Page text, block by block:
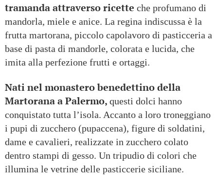
tramanda attraverso ricette che profumano di
mandorla, miele e anice. La regina indiscussa è la
frutta martorana, piccolo capolavoro di pasticceria a
base di pasta di mandorle, colorata e lucida, che
imita alla perfezione frutti e ortaggi.
Nati nel monastero benedettino della
Martorana a Palermo, questi dolci hanno
conquistato tutta l’isola. Accanto a loro troneggiano
i pupi di zucchero (pupaccena), figure di soldatini,
dame e cavalieri, realizzate in zucchero colato
dentro stampi di gesso. Un tripudio di colori che
illumina le vetrine delle pasticcerie siciliane.